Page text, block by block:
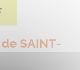
SAINT-